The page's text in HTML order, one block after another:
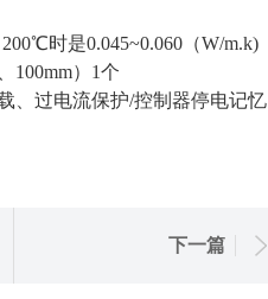
时是0.045~0.060（W/m.k)
100mm）1个
、过电流保护/控制器停电记忆
下一篇